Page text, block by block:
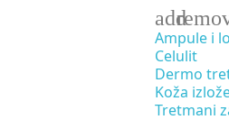
add
Ampule i
Celulit
Dermo
Koža
Tretmani